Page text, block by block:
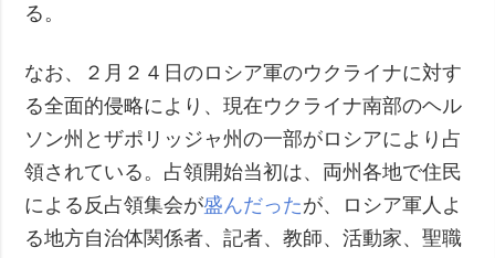
る。
なお、２月２４日のロシア軍のウクライナに対す
る全面的侵略により、現在ウクライナ南部のヘル
ソン州とザポリッジャ州の一部がロシアにより占
領されている。占領開始当初は、両州各地で住民
による反占領集会が盛んだったが、ロシア軍人よ
る地方自治体関係者、記者、教師、活動家、聖職